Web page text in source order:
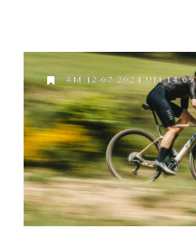
AM 12.07.2024 UM 14:09